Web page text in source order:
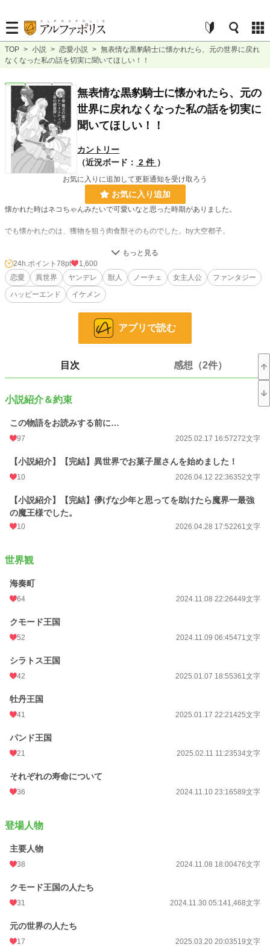
TOP > 小説 > 恋愛小説 > 無表情な黒豹騎士に懐かれたら、元の世界に戻れ
なくなった私の話を切実に聞いてほしい！！
恋愛 連載中 長編
無表情な黒豹騎士に懐かれたら、元の
世界に戻れなくなった私の話を切実に
聞いてほしい！！
カントリー
（近況ボード： 2 件 ）
お気に入りに追加して更新通知を受け取ろう
お気に入り追加
懐かれた時はネコちゃんみたいで可愛いなと思った時期がありました。
でも懐かれたのは、獲物を狙う肉食獣そのものでした。by大空都子。
大空都子(おおぞら みやこ)。食べる事や料理をする事が大好きなぽっちゃりした
女子高校生。
今日も施設の仲間に料理を振るうため、買い出しに外を歩いていた所、暴走車両
により交通事故に遭い異世界へ転移してしまう。
異世界先は獣人の世界ークモード王国。住民の殆どが美男美女で、おデブは都子
「…美味そうだな…」ジュル…
都子「あっ…ありがとうございます！」
(えっ…作った料理の事だよね…)
元の世界に戻るまで、都子こと「ヨーグル・オオゾラ」はクモード城で料理人と
して働く事になるが…
これは大空都子が黒豹騎士ダーク・スカイに懐かれ、最終的には逃げられなくな
小説 12,265 位 / 228,748 件
恋愛
初回公開日時
週間ポイント 539 pt (13,859 位)
月間ポイント
年間ポイント
累計ポイント
24h.ポイント 78pt
1,600
恋愛
異世界 ヤンデレ 獣人 ノーチェ 女主人公
ファンタジー
ハッピーエンド
イケメン
アプリで読む
目次 感想（2件）
小説紹介＆約束
この物語をお読みする前に…
97 2025.02.17 16:57272文字
【小説紹介】【完結】異世界でお菓子屋さんを始めました！
10 2026.04.12 22:36352文字
【小説紹介】【完結】儚げな少年と思ってを助けたら魔界一最強
の魔王様でした。
10 2026.04.28 17:52261文字
世界観
海奏町
64 2024.11.08 22:26449文字
クモード王国
52 2024.11.09 06:45471文字
シラトス王国
42 2025.01.07 18:55361文字
牡丹王国
41 2025.01.17 22:21425文字
パンド王国
21 2025.02.11 11:23534文字
それぞれの寿命について
36 2024.11.10 23:16589文字
登場人物
主要人物
38 2024.11.08 18:00476文字
クモード王国の人たち
31 2024.11.30 05:141,468文字
元の世界の人たち
17 2025.03.20 20:03519文字